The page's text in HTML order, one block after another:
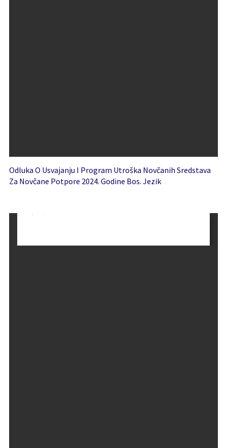
Odluka O Usvajanju I Program Utroška Novčanih Sredstava
Za Novčane Potpore 2024. Godine Bos. Jezik